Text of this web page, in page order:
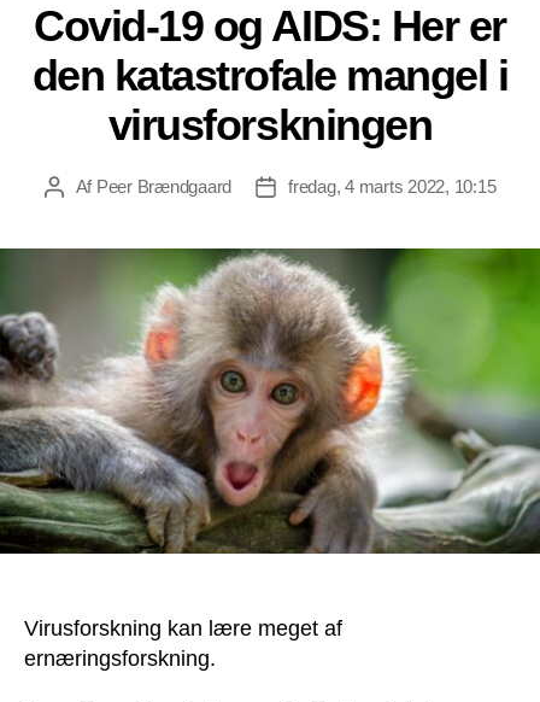
Covid-19 og AIDS: Her er
den katastrofale mangel i
virusforskningen
Indlægsforfatter
Af Peer Brændgaard Indlægsdato
fredag, 4 marts 2022, 10:15
Virusforskning kan lære meget af
ernæringsforskning.